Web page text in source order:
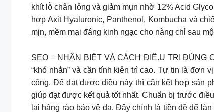
khít lỗ chân lông và giảm mụn nhờ 12% Acid
hợp Axit Hyaluronic, Panthenol, Kombucha và
mịn, mềm mại đáng kinh ngạc cho nàng chỉ sau
SẸO – NHẬN BIẾT VÀ CÁCH ĐIỀ.U TRỊ ĐÚNG
“khó nhằn” và cần tính kiên trì cao. Tự tin là đơn
công. Để đạt được điều này thì cần kết hợp sản
giúp đạt được kết quả tốt nhất. Chuẩn bị trước
lại hàng rào bảo vệ da. Đây chính là tiền đề để